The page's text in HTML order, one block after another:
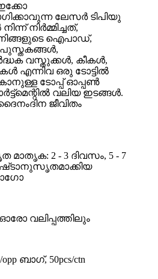
ലേസർ ടിപിയു
നിർമ്മിച്ചത്,
ഐപാഡ്,
വസ്തുക്കൾ, കീകൾ,
എന്നിവ ഒരു ടോട്ടിൽ
ടോപ്പ് ഓപ്പൺ
വലിയ ഇടങ്ങൾ.
ജീവിതം
2 - 3 ദിവസം, 5 - 7
ഓരോ വലിപ്പത്തിലും
opp ബാഗ്, 50pcs/ctn